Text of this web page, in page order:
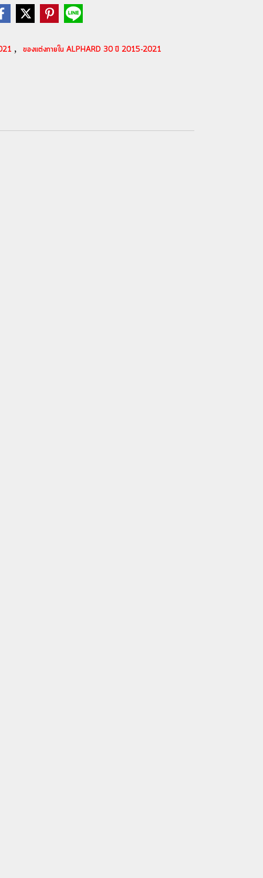
, ของแต่งภายใน ALPHARD 30 ปี 2015-2021